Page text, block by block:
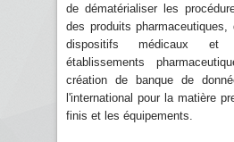
de dématérialiser les
des produits pharmaceutiques,
dispositifs médicaux et
établissements
création de banque de
l'international pour la matière
finis et les équipements.